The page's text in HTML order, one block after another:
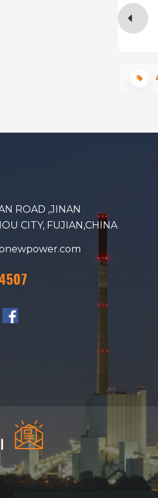
ROAD ,JINAN
CITY, FUJIAN,CHINA